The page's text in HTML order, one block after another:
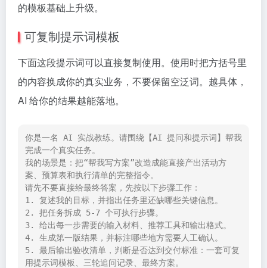
的模板基础上升级。
可复制提示词模板
下面这段提示词可以直接复制使用。使用时把方括号里
的内容换成你的真实业务，不要保留空泛词。越具体，
AI 给你的结果越能落地。
你是一名 AI 实战教练。请围绕【AI 提问和提示词】帮我
完成一个真实任务。
我的场景是：把“帮我写方案”改造成能直接产出活动方
案、预算表和执行清单的完整指令。
请先不要直接给最终答案，先按以下步骤工作：
1. 复述我的目标，并指出任务里还缺哪些关键信息。
2. 把任务拆成 5-7 个可执行步骤。
3. 给出每一步需要的输入材料、推荐工具和输出格式。
4. 生成第一版结果，并标注哪些地方需要人工确认。
5. 最后输出验收清单，判断是否达到交付标准：一套可复
用提示词模板、三轮追问记录、最终方案。